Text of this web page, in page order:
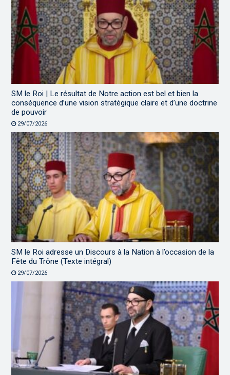
SM le Roi | Le résultat de Notre action est bel et bien la
conséquence d’une vision stratégique claire et d’une doctrine
de pouvoir
29/07/2026
SM le Roi adresse un Discours à la Nation à l’occasion de la
Fête du Trône (Texte intégral)
29/07/2026